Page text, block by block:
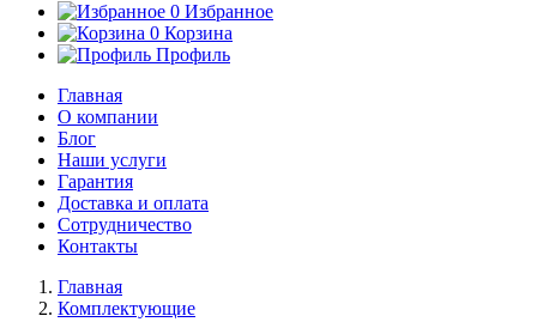
0 Избранное
0 Корзина
Профиль
Главная
О компании
Блог
Наши услуги
Гарантия
Доставка и оплата
Сотрудничество
Контакты
Главная
Комплектующие